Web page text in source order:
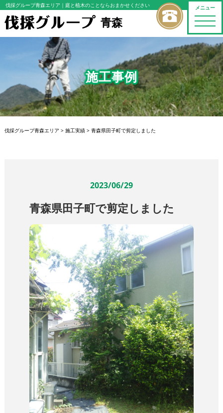
メニュー
toggle
伐採グループ青森エリア ｜庭と植木のことならおまかせください
青森
施工事例
伐採グループ青森エリア > 施工実績> 青森県田子町で剪定しました
2023/06/29
青森県田子町で剪定しました